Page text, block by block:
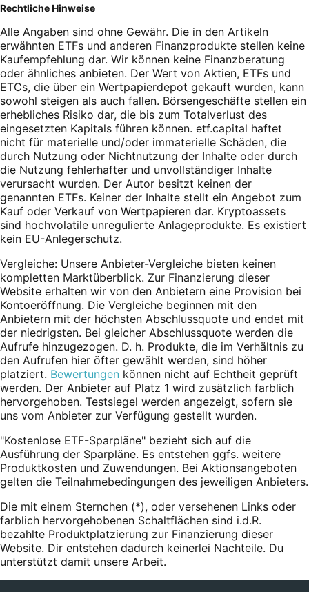
Rechtliche Hinweise
Alle Angaben sind ohne Gewähr. Die in den Artikeln
erwähnten ETFs und anderen Finanzprodukte stellen keine
Kaufempfehlung dar. Wir können keine Finanzberatung
oder ähnliches anbieten. Der Wert von Aktien, ETFs und
ETCs, die über ein Wertpapierdepot gekauft wurden, kann
sowohl steigen als auch fallen. Börsengeschäfte stellen ein
erhebliches Risiko dar, die bis zum Totalverlust des
eingesetzten Kapitals führen können. etf.capital haftet
nicht für materielle und/oder immaterielle Schäden, die
durch Nutzung oder Nichtnutzung der Inhalte oder durch
die Nutzung fehlerhafter und unvollständiger Inhalte
verursacht wurden. Der Autor besitzt keinen der
genannten ETFs. Keiner der Inhalte stellt ein Angebot zum
Kauf oder Verkauf von Wertpapieren dar. Kryptoassets
sind hochvolatile unregulierte Anlageprodukte. Es existiert
kein EU-Anlegerschutz.
Vergleiche: Unsere Anbieter-Vergleiche bieten keinen
kompletten Marktüberblick. Zur Finanzierung dieser
Website erhalten wir von den Anbietern eine Provision bei
Kontoeröffnung. Die Vergleiche beginnen mit den
Anbietern mit der höchsten Abschlussquote und endet mit
der niedrigsten. Bei gleicher Abschlussquote werden die
Aufrufe hinzugezogen. D. h. Produkte, die im Verhältnis zu
den Aufrufen hier öfter gewählt werden, sind höher
platziert. Bewertungen können nicht auf Echtheit geprüft
werden. Der Anbieter auf Platz 1 wird zusätzlich farblich
hervorgehoben. Testsiegel werden angezeigt, sofern sie
uns vom Anbieter zur Verfügung gestellt wurden.
"Kostenlose ETF-Sparpläne" bezieht sich auf die
Ausführung der Sparpläne. Es entstehen ggfs. weitere
Produktkosten und Zuwendungen. Bei Aktionsangeboten
gelten die Teilnahmebedingungen des jeweiligen Anbieters.
Die mit einem Sternchen (*), oder versehenen Links oder
farblich hervorgehobenen Schaltflächen sind i.d.R.
bezahlte Produktplatzierung zur Finanzierung dieser
Website. Dir entstehen dadurch keinerlei Nachteile. Du
unterstützt damit unsere Arbeit.